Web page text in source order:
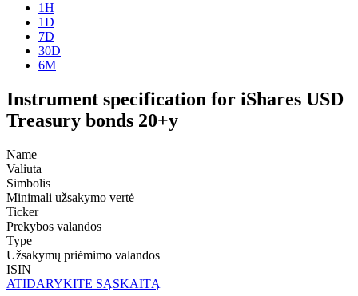
1H
1D
7D
30D
6M
Instrument specification for iShares USD
Treasury bonds 20+y
Name
Valiuta
Simbolis
Minimali užsakymo vertė
Ticker
Prekybos valandos
Type
Užsakymų priėmimo valandos
ISIN
ATIDARYKITE SĄSKAITĄ